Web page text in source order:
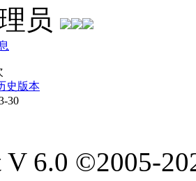
员
史版本
30
V 6.0 ©2005-